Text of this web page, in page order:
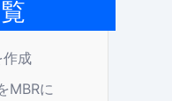
作成
MBRに